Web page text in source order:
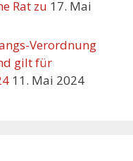
Rat zu 17. Mai
Verordnung
gilt für
11. Mai 2024